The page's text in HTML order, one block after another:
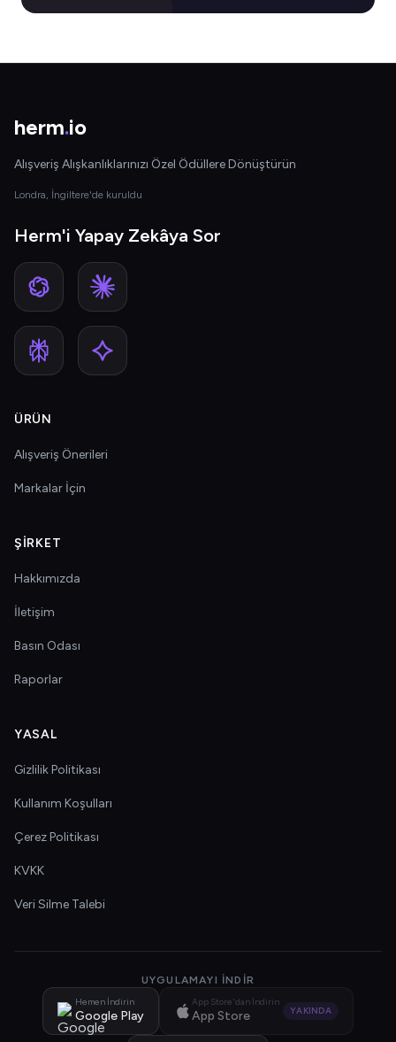
herm.io
Alışveriş Alışkanlıklarınızı Özel Ödüllere Dönüştürün
Londra, İngiltere'de kuruldu
Herm'i Yapay Zekâya Sor
ÜRÜN
Alışveriş Önerileri
Markalar İçin
ŞIRKET
Hakkımızda
İletişim
Basın Odası
Raporlar
YASAL
Gizlilik Politikası
Kullanım Koşulları
Çerez Politikası
KVKK
Veri Silme Talebi
UYGULAMAYI İNDIR
Hemen İndirin
Google Play
App Store'dan İndirin
App Store YAKINDA